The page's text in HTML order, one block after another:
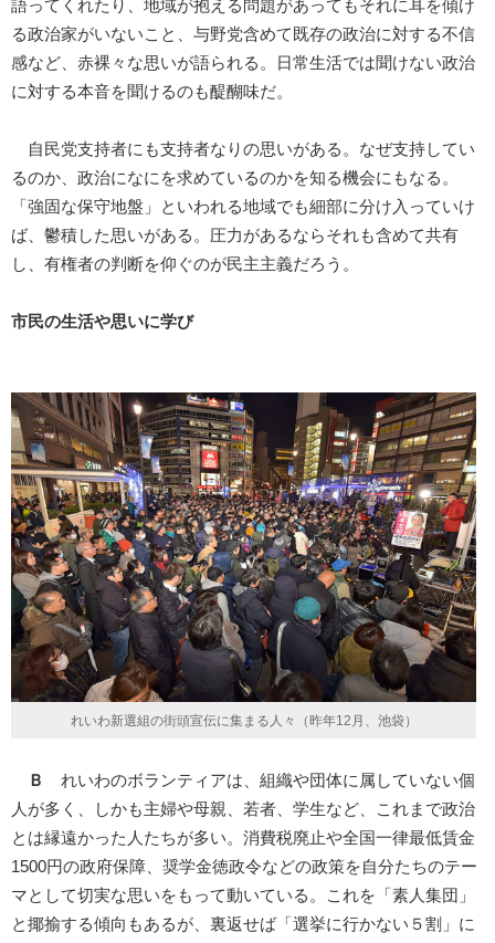
語ってくれたり、地域が抱える問題があってもそれに耳を傾け
る政治家がいないこと、与野党含めて既存の政治に対する不信
感など、赤裸々な思いが語られる。日常生活では聞けない政治
に対する本音を聞けるのも醍醐味だ。
自民党支持者にも支持者なりの思いがある。なぜ支持してい
るのか、政治になにを求めているのかを知る機会にもなる。
「強固な保守地盤」といわれる地域でも細部に分け入っていけ
ば、鬱積した思いがある。圧力があるならそれも含めて共有
し、有権者の判断を仰ぐのが民主主義だろう。
市民の生活や思いに学び
れいわ新選組の街頭宣伝に集まる人々（昨年12月、池袋）
Ｂ
れいわのボランティアは、組織や団体に属していない個
人が多く、しかも主婦や母親、若者、学生など、これまで政治
とは縁遠かった人たちが多い。消費税廃止や全国一律最低賃金
1500円の政府保障、奨学金徳政令などの政策を自分たちのテー
マとして切実な思いをもって動いている。これを「素人集団」
と揶揄する傾向もあるが、裏返せば「選挙に行かない５割」に